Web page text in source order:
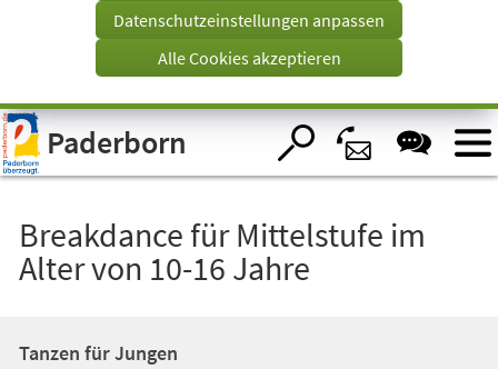
Visuelle
Assistenzsoftware
öffnen.
Tab)
Datenschutzeinstellungen anpassen
Alle Cookies akzeptieren
Paderborn
Breakdance für Mittelstufe im
Alter von 10-16 Jahre
Tanzen für Jungen